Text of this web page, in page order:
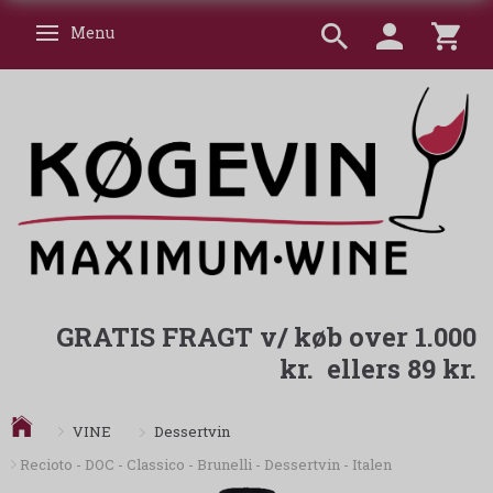
Skifte navigation
Menu
GRATIS FRAGT v/ køb over 1.000
kr. ellers 89 kr.
VINE
Dessertvin
Recioto - DOC - Classico - Brunelli - Dessertvin - Italen